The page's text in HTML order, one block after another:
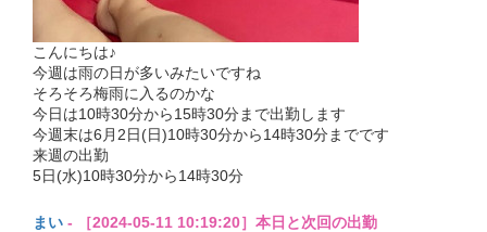
こんにちは♪
今週は雨の日が多いみたいですね
そろそろ梅雨に入るのかな
今日は10時30分から15時30分まで出勤します
今週末は6月2日(日)10時30分から14時30分までです
来週の出勤
5日(水)10時30分から14時30分
まい - ［2024-05-11 10:19:20］本日と次回の出勤